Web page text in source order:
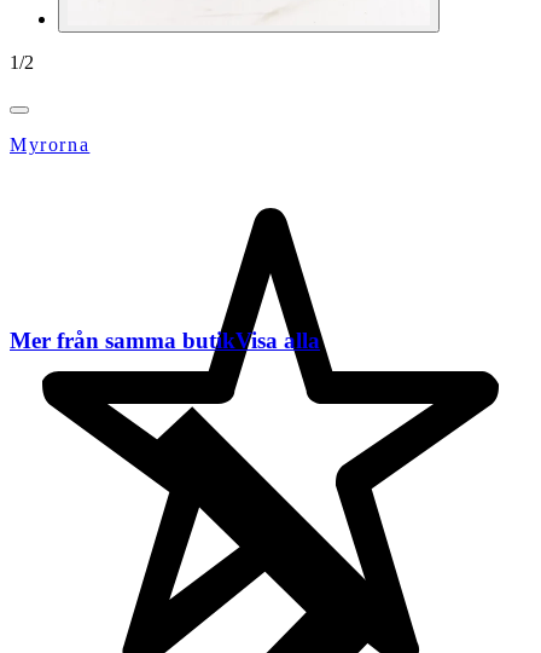
1/2
Myrorna
Mer från samma butikVisa alla